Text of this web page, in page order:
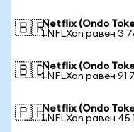
🇧🇷Netflix (Ondo
1 NFLXon равен 3
🇧🇩Netflix (Ondo
1 NFLXon равен 91
🇵🇭Netflix (Ondo
1 NFLXon равен 45